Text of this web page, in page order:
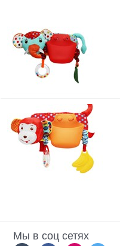
Мы в соц сетях